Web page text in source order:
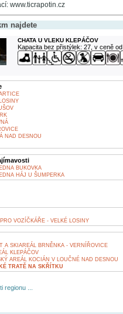
www.ticrapotin.cz
najdete
CHATA U VLEKU KLEPÁČOV
Kapacita bez přistýlek: 27, v ceně od
NAD DESNOU
BUKOVKA
HÁJ U ŠUMPERKA
VOZÍČKÁŘE - VELKÉ LOSINY
A SKIAREÁL BRNĚNKA - VERNÍŘOVICE
KLEPÁČOV
AREÁL KOCIÁN V LOUČNÉ NAD DESNOU
TRATĚ NA SKŘÍTKU
regionu ...